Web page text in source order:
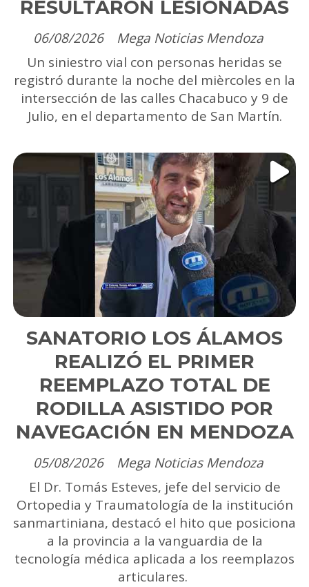
RESULTARON LESIONADAS
Mega Noticias Mendoza
06/08/2026
Un siniestro vial con personas heridas se
registró durante la noche del mièrcoles en la
intersección de las calles Chacabuco y 9 de
Julio, en el departamento de San Martín.
SANATORIO LOS ÁLAMOS
REALIZÓ EL PRIMER
REEMPLAZO TOTAL DE
RODILLA ASISTIDO POR
NAVEGACIÓN EN MENDOZA
Mega Noticias Mendoza
05/08/2026
El Dr. Tomás Esteves, jefe del servicio de
Ortopedia y Traumatología de la institución
sanmartiniana, destacó el hito que posiciona
a la provincia a la vanguardia de la
tecnología médica aplicada a los reemplazos
articulares.